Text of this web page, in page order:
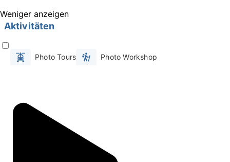
Weniger anzeigen
Aktivitäten
Photo Tours Photo Workshop